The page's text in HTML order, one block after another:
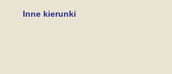
Inne kierunki